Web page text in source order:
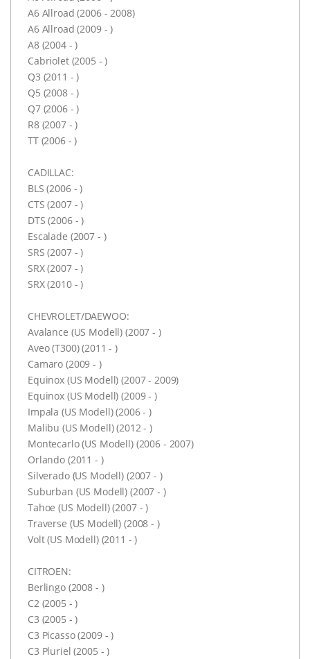
A6 Allroad (2006 - 2008)
A6 Allroad (2009 - )
A8 (2004 - )
Cabriolet (2005 - )
Q3 (2011 - )
Q5 (2008 - )
Q7 (2006 - )
R8 (2007 - )
TT (2006 - )
CADILLAC:
BLS (2006 - )
CTS (2007 - )
DTS (2006 - )
Escalade (2007 - )
SRS (2007 - )
SRX (2007 - )
SRX (2010 - )
CHEVROLET/DAEWOO:
Avalance (US Modell) (2007 - )
Aveo (T300) (2011 - )
Camaro (2009 - )
Equinox (US Modell) (2007 - 2009)
Equinox (US Modell) (2009 - )
Impala (US Modell) (2006 - )
Malibu (US Modell) (2012 - )
Montecarlo (US Modell) (2006 - 2007)
Orlando (2011 - )
Silverado (US Modell) (2007 - )
Suburban (US Modell) (2007 - )
Tahoe (US Modell) (2007 - )
Traverse (US Modell) (2008 - )
Volt (US Modell) (2011 - )
CITROEN:
Berlingo (2008 - )
C2 (2005 - )
C3 (2005 - )
C3 Picasso (2009 - )
C3 Pluriel (2005 - )